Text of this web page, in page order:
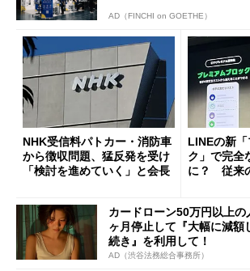
AD（FINCHI on GOETHE）
NHK受信料パトカー・消防車
から徴収問題、猛反発を受け
「検討を進めていく」と会長
LINEの新
ク」で完全
に？ 従来
カードローン50万円以上
ヶ月停止して『大幅に減額
続き』を利用して！
AD（渋谷法務総合事務所）